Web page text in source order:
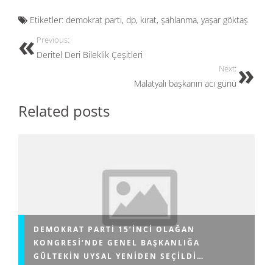
e
b
o
to
d
o
ail ar
Etiketler: demokrat parti, dp, kırat, şahlanma, yaşar göktaş
Previous:
Deritel Deri Bileklik Çeşitleri
Next:
Malatyalı başkanın acı günü
Related posts
DEMOKRAT PARTI 15’INCI OLAĞAN
KONGRESI’NDE GENEL BAŞKANLIĞA
GÜLTEKIN UYSAL YENIDEN SEÇILDI…